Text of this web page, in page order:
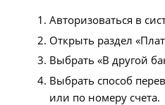
Авторизоваться в
Открыть раздел
Выбрать «В другой
Выбрать способ
или по номеру счета.